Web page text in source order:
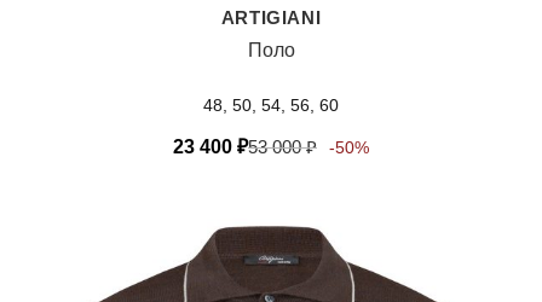
ARTIGIANI
Поло
48, 50, 54, 56, 60
23 400 ₽53 000₽ -50%